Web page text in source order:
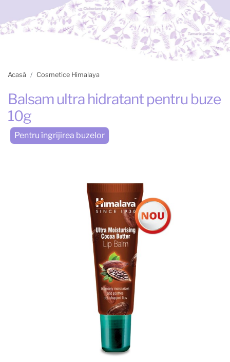
Acasă Cosmetice Himalaya
Balsam ultra hidratant pentru buze
10g
Pentru îngrijirea buzelor